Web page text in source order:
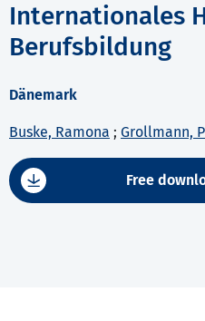
Internationales
Berufsbildung
Dänemark
Buske, Ramona ; Grollmann,
Free